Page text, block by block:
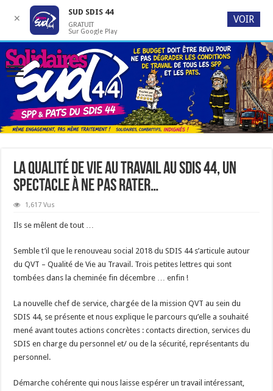
La qualité de vie au travail au SDIS 44, un
spectacle à ne pas rater…
1,617 Vus
Ils se mêlent de tout …
Semble t’il que le renouveau social 2018 du SDIS 44 s’articule autour
du QVT – Qualité de Vie au Travail. Trois petites lettres qui sont
tombées dans la cheminée fin décembre … enfin !
La nouvelle chef de service, chargée de la mission QVT au sein du
SDIS 44, se présente et nous explique le parcours qu’elle a souhaité
mené avant toutes actions concrètes : contacts direction, services du
SDIS en charge du personnel et/ ou de la sécurité, représentants du
personnel.
Démarche cohérente qui nous laisse espérer un travail intéressant,
✕
SUD SDIS 44
GRATUIT
Sur Google Play
VOIR